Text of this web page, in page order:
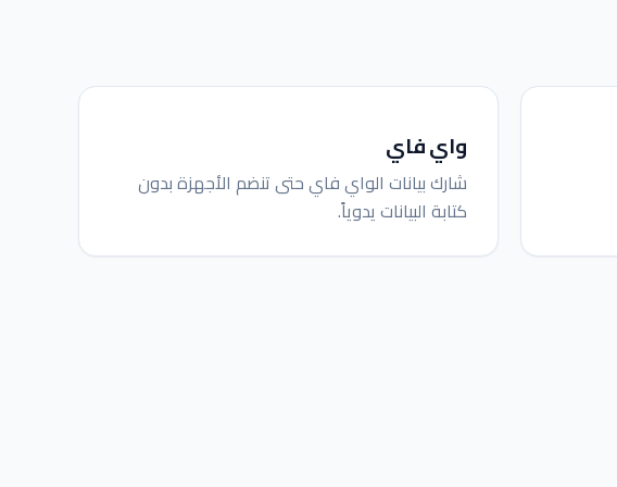
واي فاي
شارك بيانات الواي فاي حتى تنضم الأجهزة بدون
كتابة البيانات يدوياً.